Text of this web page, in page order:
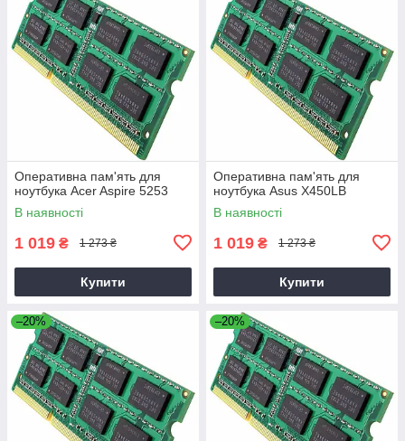
Оперативна пам'ять для
ноутбука Acer Aspire 5253
В наявності
1 019 ₴ 1 273 ₴
Купити
Оперативна пам'ять для
ноутбука Asus X450LB
В наявності
1 019 ₴ 1 273 ₴
Купити
–20% –20%